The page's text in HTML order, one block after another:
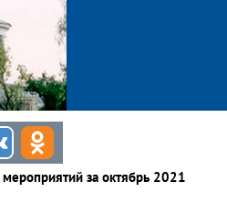
за октябрь 2021